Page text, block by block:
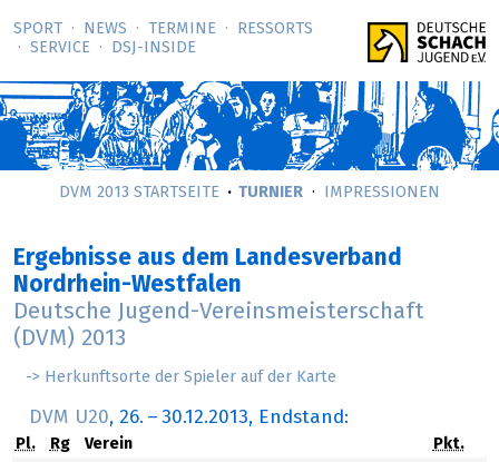
SPORT NEWS TERMINE
RESSORTS
SERVICE
DSJ-­INSIDE
DVM 2013 STARTSEITE TURNIER IMPRESSIONEN
Ergebnisse aus dem Landesverband
Nordrhein-Westfalen
Deutsche Jugend-Vereinsmeisterschaft
(DVM) 2013
-> Herkunftsorte der Spieler auf der Karte
DVM U20, 26. – 30.12.2013, Endstand:
Pl. Rg Verein
Pkt.